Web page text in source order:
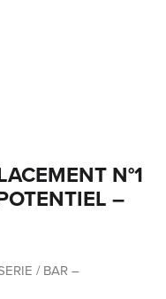
N°1
–
/ BAR –